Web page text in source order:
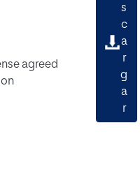
agreed
s
c
a
r
g
a
r